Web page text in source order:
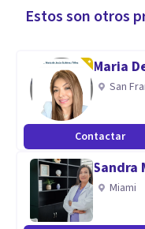
Estos son otros
Maria
San
Contactar
Sandra
Miami